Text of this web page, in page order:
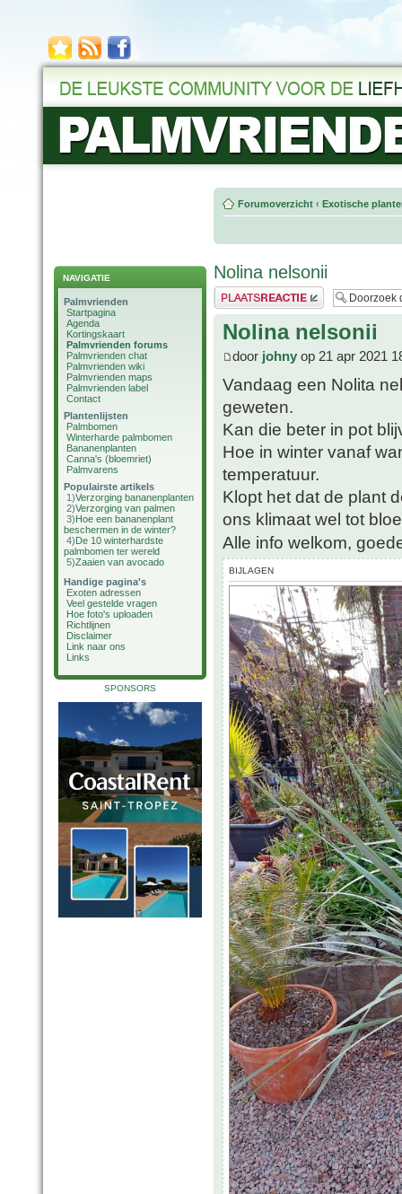
NAVIGATIE
Palmvrienden
Startpagina
Agenda
Kortingskaart
Palmvrienden forums
Palmvrienden chat
Palmvrienden wiki
Palmvrienden maps
Palmvrienden label
Contact
Plantenlijsten
Palmbomen
Winterharde palmbomen
Bananenplanten
Canna's (bloemriet)
Palmvarens
Populairste artikels
1)Verzorging bananenplanten
2)Verzorging van palmen
3)Hoe een bananenplant
beschermen in de winter?
4)De 10 winterhardste
palmbomen ter wereld
5)Zaaien van avocado
Handige pagina's
Exoten adressen
Veel gestelde vragen
Hoe foto's uploaden
Richtlijnen
Disclaimer
Link naar ons
Links
SPONSORS
Forumoverzicht ‹ Exotische
Nolina nelsonii
Plaats een reactie
Nolina nelsonii
door johny op 21 apr 2021
Vandaag een Nolita
geweten.
Kan die beter in pot
Hoe in winter vanaf
temperatuur.
Klopt het dat de plant
ons klimaat wel tot
Alle info welkom,
BIJLAGEN